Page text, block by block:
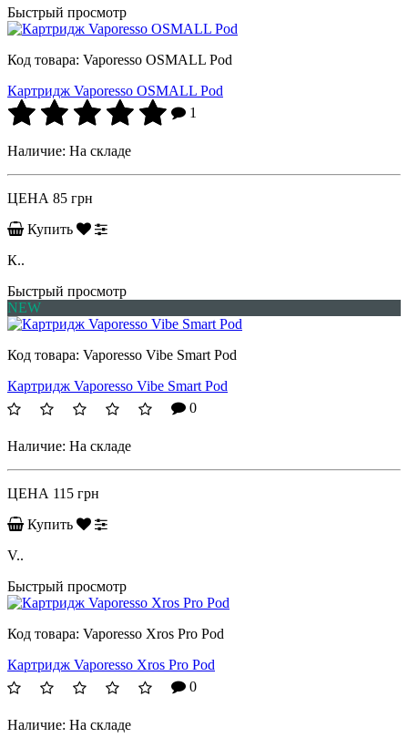
Быстрый просмотр
Код товара: Vaporesso OSMALL Pod
Картридж Vaporesso OSMALL Pod
1
Наличие: На складе
ЦЕНА 85 грн
Купить
К..
Быстрый просмотр
NEW
Код товара: Vaporesso Vibe Smart Pod
Картридж Vaporesso Vibe Smart Pod
0
Наличие: На складе
ЦЕНА 115 грн
Купить
V..
Быстрый просмотр
Код товара: Vaporesso Xros Pro Pod
Картридж Vaporesso Xros Pro Pod
0
Наличие: На складе